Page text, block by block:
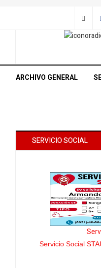
ARCHIVO GENERAL
SERVICIO SOCIAL
Servicio Social